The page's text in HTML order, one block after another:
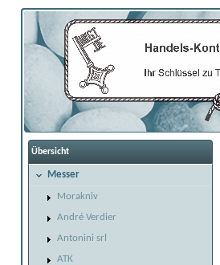
Übersicht
Messer
Morakniv
André Verdier
Antonini srl
ATK